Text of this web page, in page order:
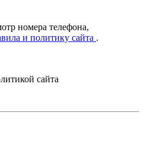
номера телефона,
и политику сайта .
сайта